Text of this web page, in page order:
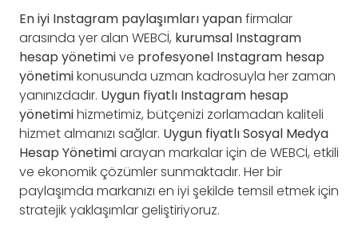
En iyi Instagram paylaşımları yapanfirmalar
arasında yer alan WEBCİ, kurumsal Instagram
hesap yönetimive profesyonel Instagram hesap
yönetimikonusunda uzman kadrosuyla her zaman
yanınızdadır. Uygun fiyatlı Instagram hesap
yönetimihizmetimiz, bütçenizi zorlamadan kaliteli
hizmet almanızı sağlar. Uygun fiyatlı Sosyal Medya
Hesap Yönetimiarayan markalar için de WEBCİ, etkili
ve ekonomik çözümler sunmaktadır. Her bir
paylaşımda markanızı en iyi şekilde temsil etmek için
stratejik yaklaşımlar geliştiriyoruz.